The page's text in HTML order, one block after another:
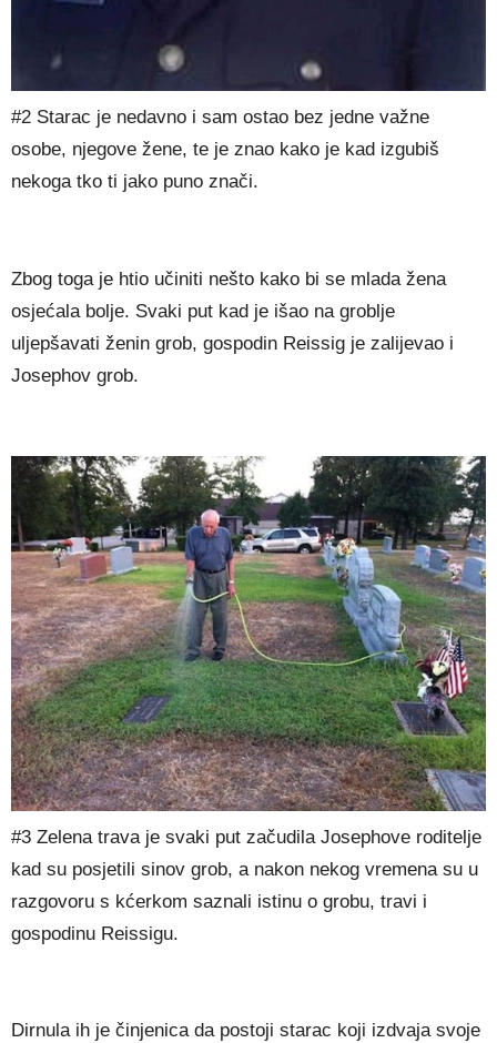
#2 Starac je nedavno i sam ostao bez jedne važne
osobe, njegove žene, te je znao kako je kad izgubiš
nekoga tko ti jako puno znači.
Zbog toga je htio učiniti nešto kako bi se mlada žena
osjećala bolje. Svaki put kad je išao na groblje
uljepšavati ženin grob, gospodin Reissig je zalijevao i
Josephov grob.
#3 Zelena trava je svaki put začudila Josephove roditelje
kad su posjetili sinov grob, a nakon nekog vremena su u
razgovoru s kćerkom saznali istinu o grobu, travi i
gospodinu Reissigu.
Dirnula ih je činjenica da postoji starac koji izdvaja svoje